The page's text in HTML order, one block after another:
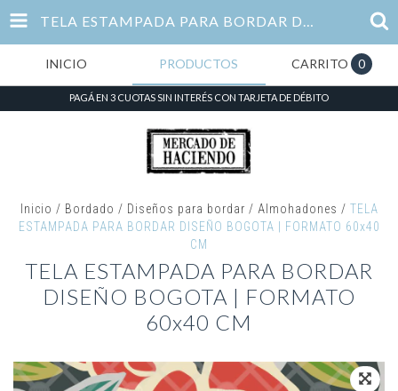
TELA ESTAMPADA PARA BORDAR DISEÑO BOGOTA | FORMATO 60X40 CM
INICIO PRODUCTOS CARRITO 0
PAGÁ EN 3 CUOTAS SIN INTERÉS CON TARJETA DE DÉBITO
Inicio / Bordado / Diseños para bordar / Almohadones / TELA
ESTAMPADA PARA BORDAR DISEÑO BOGOTA | FORMATO 60x40
CM
TELA ESTAMPADA PARA BORDAR
DISEÑO BOGOTA | FORMATO
60x40 CM